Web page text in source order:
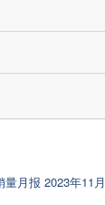
月报 2023年11月